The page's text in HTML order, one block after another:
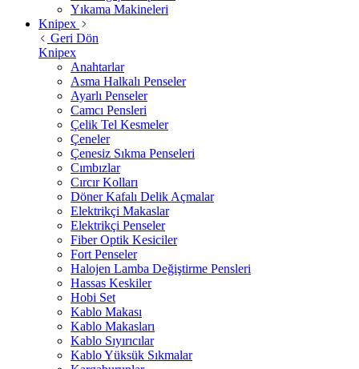
Yıkama Makineleri
Knipex
Geri Dön
Knipex
Anahtarlar
Asma Halkalı Penseler
Ayarlı Penseler
Camcı Pensleri
Çelik Tel Kesmeler
Çeneler
Çenesiz Sıkma Penseleri
Cımbızlar
Cırcır Kolları
Döner Kafalı Delik Açmalar
Elektrikçi Makaslar
Elektrikçi Penseler
Fiber Optik Kesiciler
Fort Penseler
Halojen Lamba Değiştirme Pensleri
Hassas Keskiler
Hobi Set
Kablo Makası
Kablo Makasları
Kablo Sıyırıcılar
Kablo Yüksük Sıkmalar